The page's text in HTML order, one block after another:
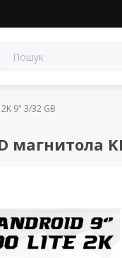
9" 3/32 GB